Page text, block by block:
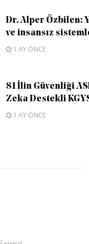
Dr. Alper Özbilen:
ve insansız
1 AY ÖNCE
81 İlin Güvenliği
Zeka Destekli
1 AY ÖNCE